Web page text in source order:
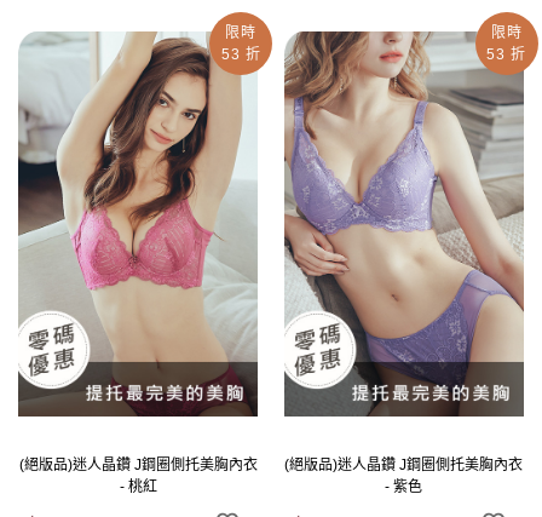
限時
53 折
(絕版品)迷人晶鑽 J鋼圈側托美胸內衣
- 桃紅
限時
53 折
(絕版品)迷人晶鑽 J鋼圈側托美胸內衣
- 紫色